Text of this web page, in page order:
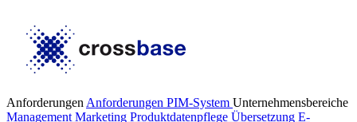
Anforderungen Anforderungen PIM-System Unternehmensbereiche
Management Marketing Produktdatenpflege Übersetzung E-